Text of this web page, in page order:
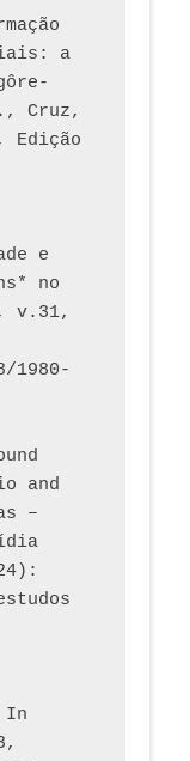
a
Cruz,
Edição
e
no
v.31,
1980-
and
–
In